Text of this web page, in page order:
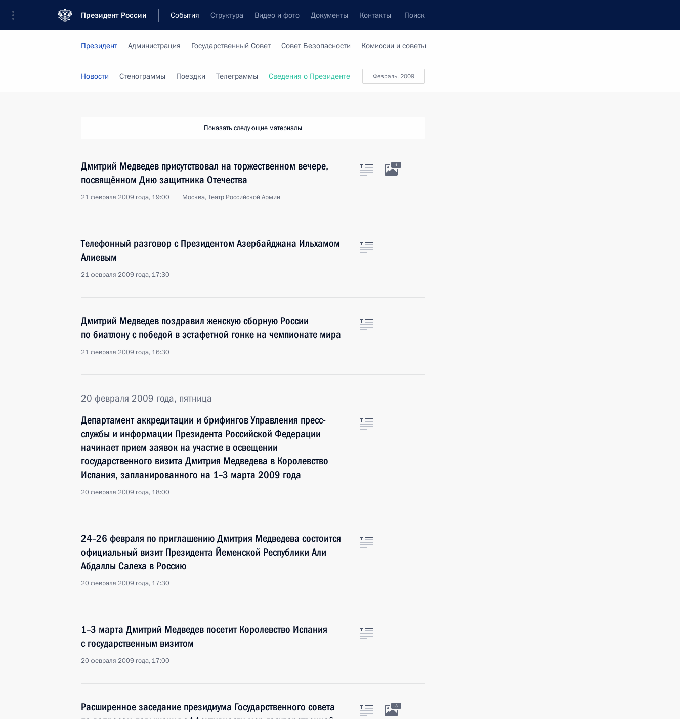
Президент России События Структура Видео и фото Документы Контакты Поиск
Президент Администрация Государственный Совет Совет Безопасности Комиссии и советы
февраль, 2009
Новости Стенограммы Поездки Телеграммы Сведения о Президенте
Показать следующие материалы
Дмитрий Медведев присутствовал на торжественном вечере,
посвящённом Дню защитника Отечества
21 февраля 2009 года, 19:00 Москва, Театр Российской Армии
1
Телефонный разговор с Президентом Азербайджана Ильхамом
Алиевым
21 февраля 2009 года, 17:30
Дмитрий Медведев поздравил женскую сборную России
по биатлону с победой в эстафетной гонке на чемпионате мира
21 февраля 2009 года, 16:30
20 февраля 2009 года, пятница
Департамент аккредитации и брифингов Управления пресс-
службы и информации Президента Российской Федерации
начинает прием заявок на участие в освещении
государственного визита Дмитрия Медведева в Королевство
Испания, запланированного на 1–3 марта 2009 года
20 февраля 2009 года, 18:00
24–26 февраля по приглашению Дмитрия Медведева состоится
официальный визит Президента Йеменской Республики Али
Абдаллы Салеха в Россию
20 февраля 2009 года, 17:30
1–3 марта Дмитрий Медведев посетит Королевство Испания
с государственным визитом
20 февраля 2009 года, 17:00
Расширенное заседание президиума Государственного совета
3